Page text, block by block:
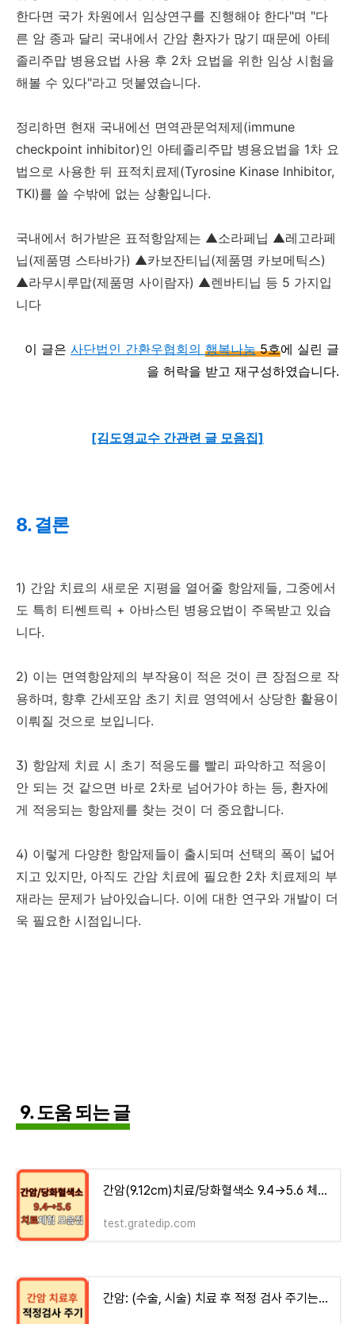
한다면 국가 차원에서 임상연구를 진행해야 한다"며 "다
른 암 종과 달리 국내에서 간암 환자가 많기 때문에 아테
졸리주맙 병용요법 사용 후 2차 요법을 위한 임상 시험을
해볼 수 있다"라고 덧붙였습니다.
정리하면 현재 국내에선 면역관문억제제(immune
checkpoint inhibitor)인 아테졸리주맙 병용요법을 1차 요
법으로 사용한 뒤 표적치료제(Tyrosine Kinase Inhibitor,
TKI)를 쓸 수밖에 없는 상황입니다.
국내에서 허가받은 표적항암제는 ▲소라페닙 ▲레고라페
닙(제품명 스타바가) ▲카보잔티닙(제품명 카보메틱스)
▲라무시루맙(제품명 사이람자) ▲렌바티닙 등 5 가지입
니다
이 글은 사단법인 간환우협회의 행복나눔5호에 실린 글
을 허락을 받고 재구성하였습니다.
[김도영교수 간관련 글 모음집]
8. 결론
1) 간암 치료의 새로운 지평을 열어줄 항암제들, 그중에서
도 특히 티쎈트릭 + 아바스틴 병용요법이 주목받고 있습
니다.
2) 이는 면역항암제의 부작용이 적은 것이 큰 장점으로 작
용하며, 향후 간세포암 초기 치료 영역에서 상당한 활용이
이뤄질 것으로 보입니다.
3) 항암제 치료 시 초기 적응도를 빨리 파악하고 적응이
안 되는 것 같으면 바로 2차로 넘어가야 하는 등, 환자에
게 적응되는 항암제를 찾는 것이 더 중요합니다.
4) 이렇게 다양한 항암제들이 출시되며 선택의 폭이 넓어
지고 있지만, 아직도 간암 치료에 필요한 2차 치료제의 부
재라는 문제가 남아있습니다. 이에 대한 연구와 개발이 더
욱 필요한 시점입니다.
9. 도움 되는 글
간암(9.12cm)치료/당화혈색소 9.4→5.6 체험기 모음집 - money-health
test.gratedip.com
간암: (수술, 시술) 치료 후 적정 검사 주기는? 관리 방법!